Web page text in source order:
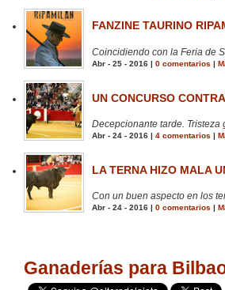
FANZINE TAURINO
Coincidiendo con la Feria de
Abr - 25 - 2016 | 0 comentarios |
UN CONCURSO
Decepcionante tarde.
Abr - 24 - 2016 | 4 comentarios |
LA TERNA HIZO MALA
Con un buen aspecto en los
Abr - 24 - 2016 | 0 comentarios
Ganaderías para